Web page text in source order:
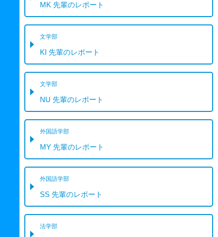
MK 先輩のレポート
文学部
KI 先輩のレポート
文学部
NU 先輩のレポート
外国語学部
MY 先輩のレポート
外国語学部
SS 先輩のレポート
法学部